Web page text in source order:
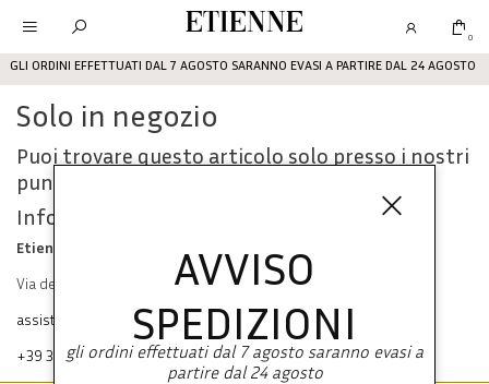
GLI ORDINI EFFETTUATI DAL 7 AGOSTO SARANNO EVASI A PARTIRE DAL 24 AGOSTO
Etienne 0
Solo in negozio
Puoi trovare questo articolo solo presso i nostri
punti vendita:
Info contatti
Etienne srl
Via dei Mille, 47 80121 Napoli
assistenza@etienneabbigliamento.com
+39 333 574 1398
AVVISO
SPEDIZIONI
gli ordini effettuati dal 7 agosto saranno evasi a
partire dal 24 agosto